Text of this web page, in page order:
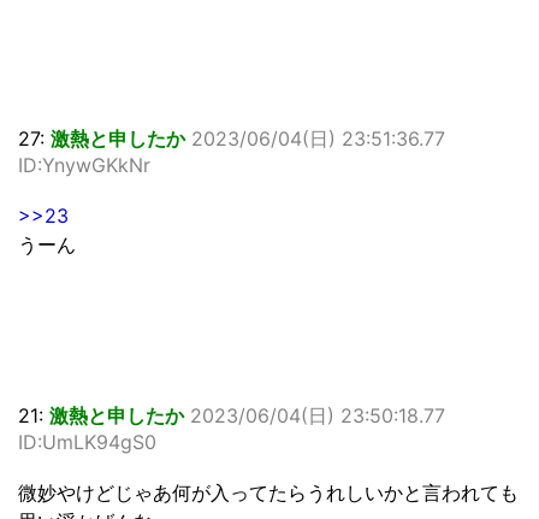
27: 激熱と申したか 2023/06/04(日) 23:51:36.77
ID:YnywGKkNr
>>23
うーん
21: 激熱と申したか 2023/06/04(日) 23:50:18.77
ID:UmLK94gS0
微妙やけどじゃあ何が入ってたらうれしいかと言われても